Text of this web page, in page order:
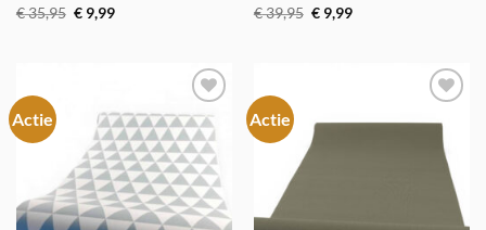
€35,95 Oorspronkelijke
prijs
€9,99Huidige
€39,95 Oorspronkelijke
prijs
€9,99Huidige
Actie
Toevoegen
aan
verlanglijst
Actie
verlanglijst